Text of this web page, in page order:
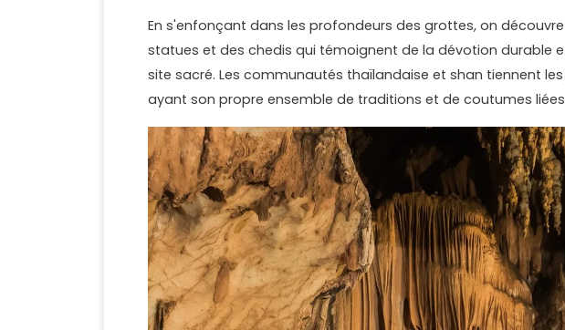
En s'enfonçant dans les profondeurs des grottes, on
statues et des chedis qui témoignent de la dévotion durable
site sacré. Les communautés thaïlandaise et shan tiennent
ayant son propre ensemble de traditions et de coutumes